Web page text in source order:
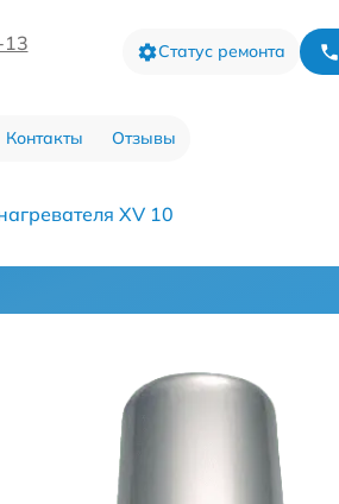
13 Статус ремонта
Контакты Отзывы
XV 10